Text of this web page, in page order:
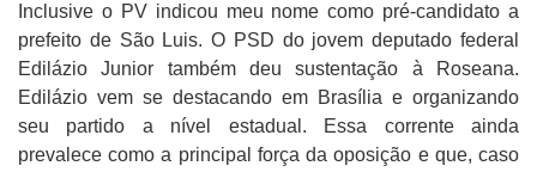
Inclusive o PV indicou meu nome como pré-candidato a
prefeito de São Luis. O PSD do jovem deputado federal
Edilázio Junior também deu sustentação à Roseana.
Edilázio vem se destacando em Brasília e organizando
seu partido a nível estadual. Essa corrente ainda
prevalece como a principal força da oposição e que, caso